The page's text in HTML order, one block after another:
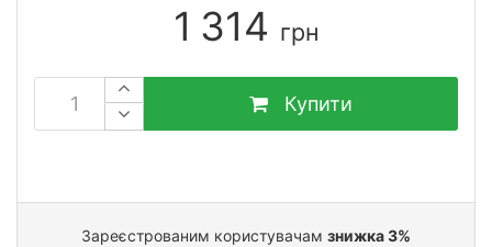
1 314 грн
Купити
Зареєстрованим користувачам знижка 3%